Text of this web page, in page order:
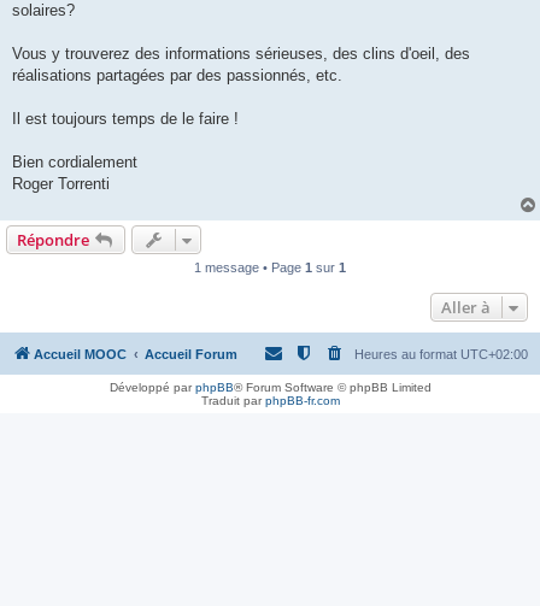
solaires?
Vous y trouverez des informations sérieuses, des clins d'oeil, des
réalisations partagées par des passionnés, etc.
Il est toujours temps de le faire !
Bien cordialement
Roger Torrenti
Répondre
1 message • Page 1 sur 1
Aller à
Accueil MOOC Accueil Forum Heures au format UTC+02:00
Développé parphpBB® Forum Software © phpBB Limited
Traduit parphpBB-fr.com